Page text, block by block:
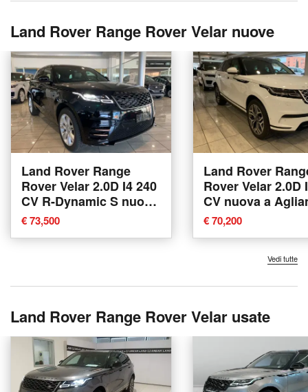
Land Rover Range Rover Velar nuove
Land Rover Range
Rover Velar 2.0D I4 240
CV R-Dynamic S nuova
a Agliana
€ 73,500
Land Rover
Rover Velar 2.0D
CV nuova a
€ 70,200
Vedi tutte
Land Rover Range Rover Velar usate